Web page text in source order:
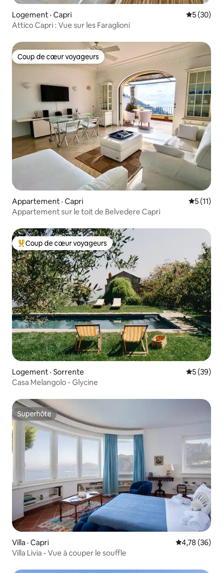
Logement · Capri Note
5 (30)
Attico Capri : Vue sur les Faraglioni
Coup de cœur voyageurs
Coup de cœur voyageurs
Appartement · Capri Note
5 (11)
Appartement sur le toit de Belvedere Capri
Coup de cœur voyageurs parmi les plus aimés
Coup de cœur voyageurs
Logement · Sorrente Note
5 (39)
Casa Melangolo - Glycine
Superhôte
Superhôte
Villa · Capri Note
4,78 (36)
Villa Livia - Vue à couper le souffle